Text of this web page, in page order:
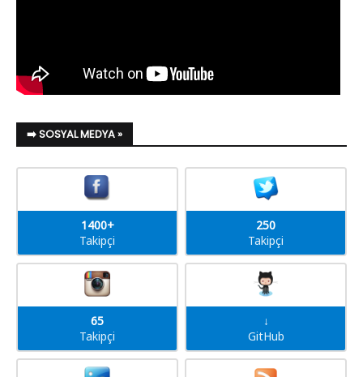
➡️ SOSYAL MEDYA »
1400+
Takipçi
250
Takipçi
65
Takipçi
↓
GitHub